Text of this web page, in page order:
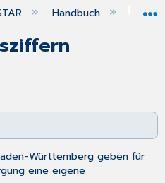
global hierarchy
Handbuch
Württemberg geben für
eine eigene